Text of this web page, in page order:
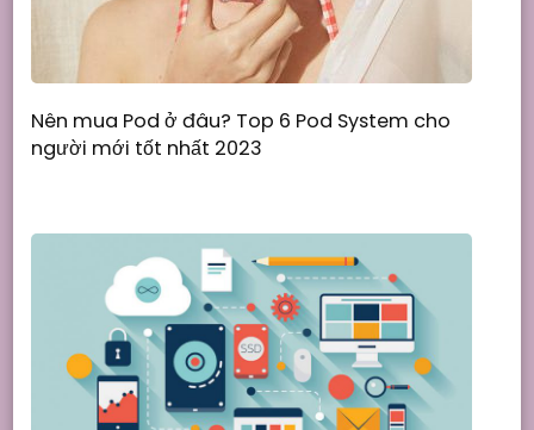
Nên mua Pod ở đâu? Top 6 Pod System cho
người mới tốt nhất 2023